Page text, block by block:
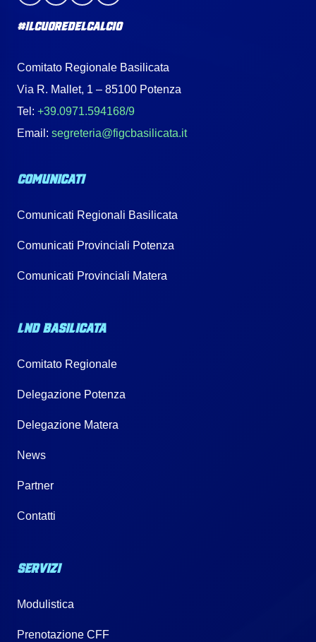
#IlCuoreDelCalcio
Comitato Regionale Basilicata
Via R. Mallet, 1 – 85100 Potenza
Tel: +39.0971.594168/9
Email: segreteria@figcbasilicata.it
COMUNICATI
Comunicati Regionali Basilicata
Comunicati Provinciali Potenza
Comunicati Provinciali Matera
LND BASILICATA
Comitato Regionale
Delegazione Potenza
Delegazione Matera
News
Partner
Contatti
SERVIZI
Modulistica
Prenotazione CFF